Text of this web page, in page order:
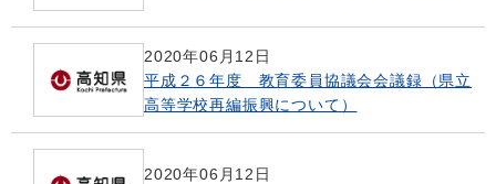
2020年06月12日
平成２６年度 教育委員協議会会議録（県立
高等学校再編振興について）
2020年06月12日